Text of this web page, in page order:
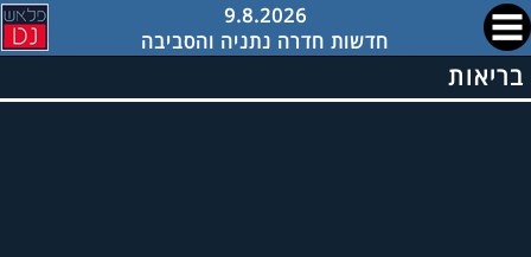
9.8.2026
חדשות חדרה נתניה והסביבה
בריאות